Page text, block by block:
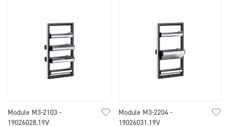
Module M3-2103 -
19026028.19V
Module M3-2204 -
19026031.19V